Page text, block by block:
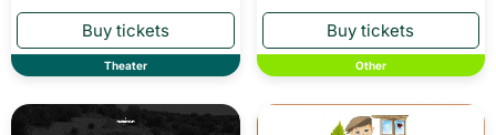
Theater Other